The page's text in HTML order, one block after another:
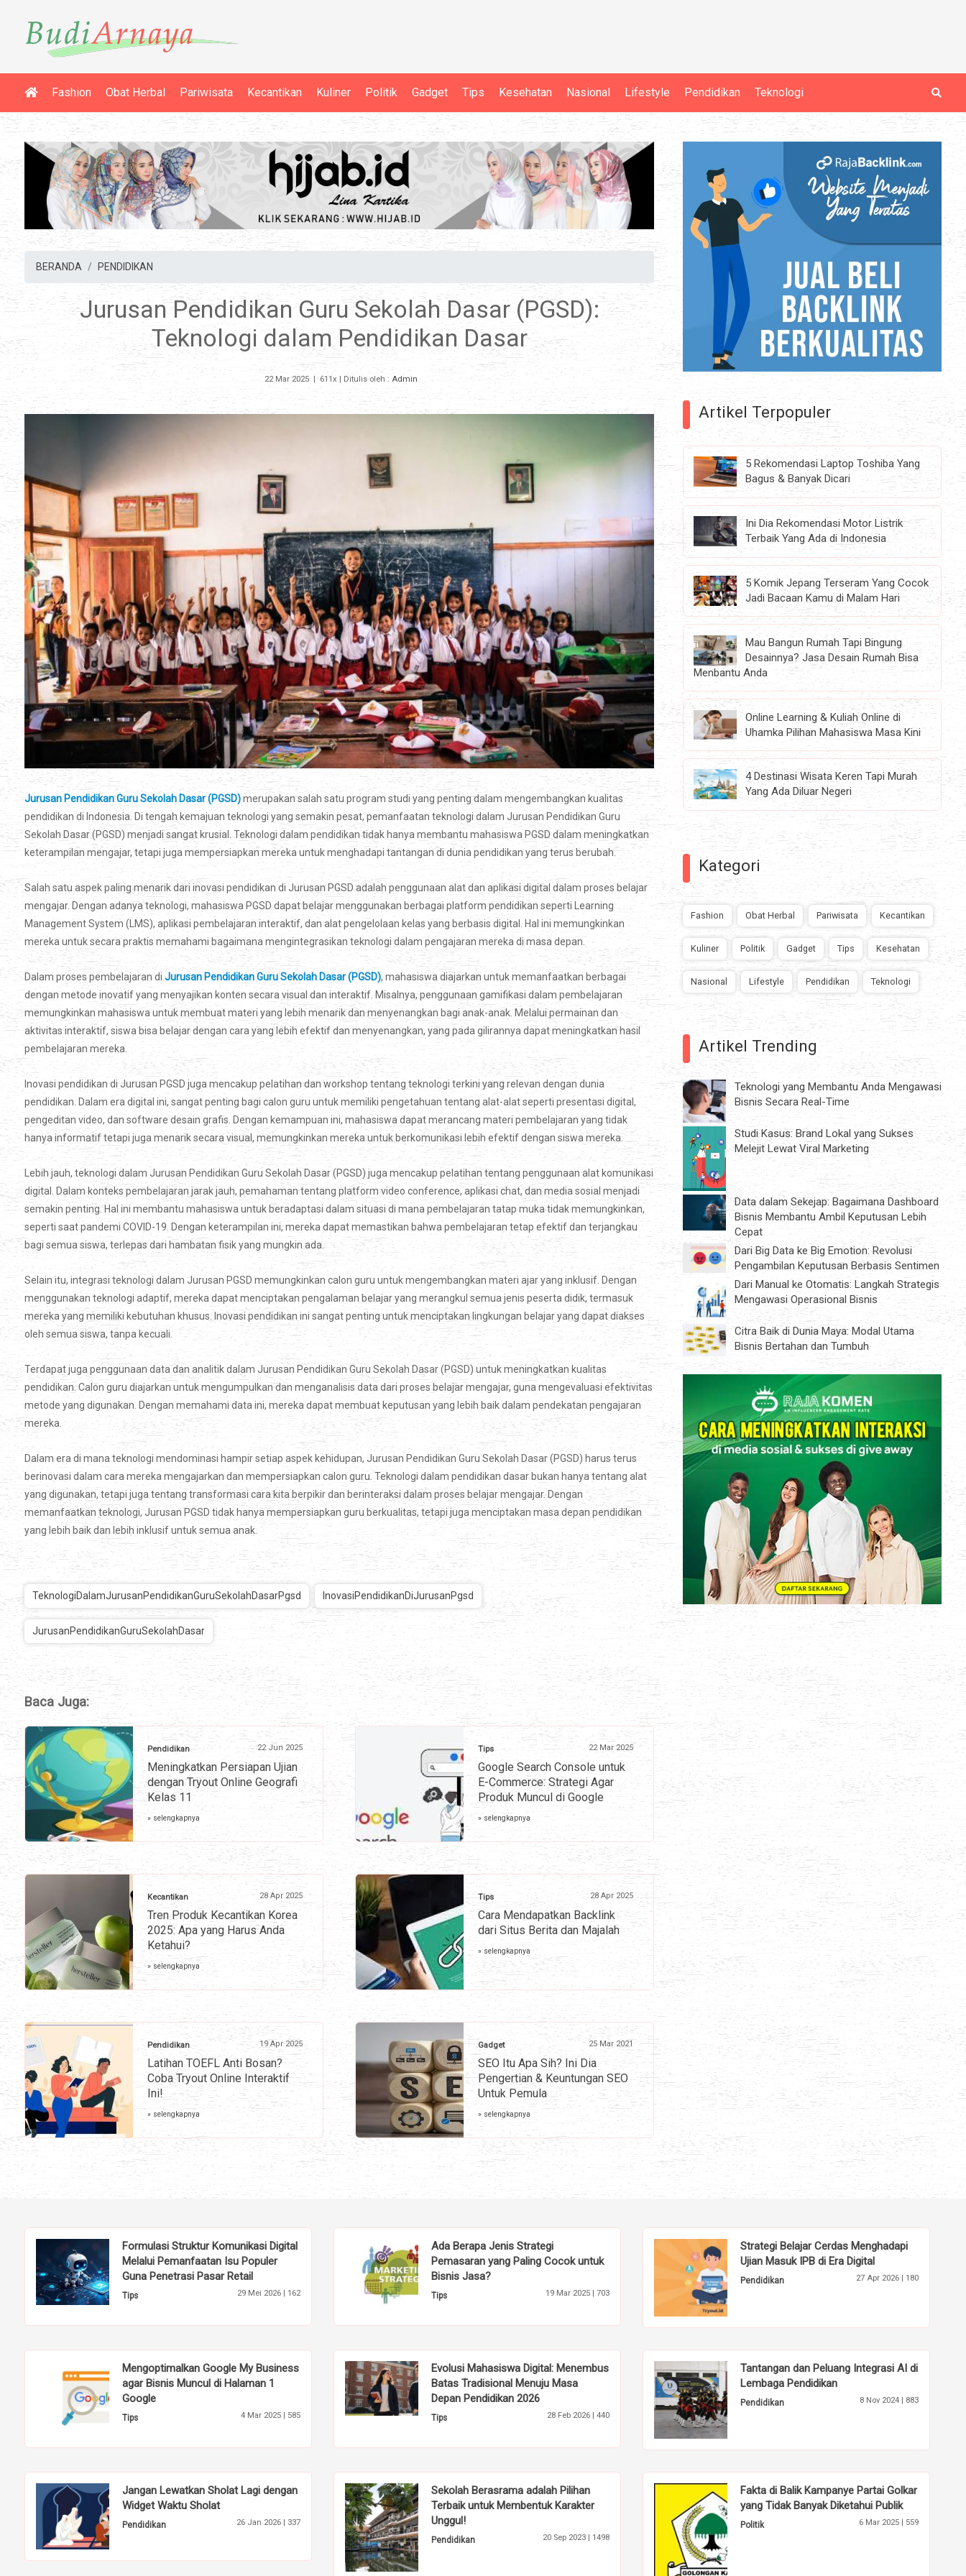
Fashion Obat Herbal Pariwisata Kecantikan Kuliner Politik Gadget Tips Kesehatan Nasional Lifestyle Pendidikan Teknologi
BERANDA PENDIDIKAN
Jurusan Pendidikan Guru Sekolah Dasar (PGSD):
Teknologi dalam Pendidikan Dasar
22 Mar 2025 | 611x | Ditulis oleh : Admin
Jurusan Pendidikan Guru Sekolah Dasar (PGSD)merupakan salah satu program studi yang penting dalam mengembangkan kualitas
pendidikan di Indonesia. Di tengah kemajuan teknologi yang semakin pesat, pemanfaatan teknologi dalam Jurusan Pendidikan Guru
Sekolah Dasar (PGSD) menjadi sangat krusial. Teknologi dalam pendidikan tidak hanya membantu mahasiswa PGSD dalam meningkatkan
keterampilan mengajar, tetapi juga mempersiapkan mereka untuk menghadapi tantangan di dunia pendidikan yang terus berubah.
Salah satu aspek paling menarik dari inovasi pendidikan di Jurusan PGSD adalah penggunaan alat dan aplikasi digital dalam proses belajar
mengajar. Dengan adanya teknologi, mahasiswa PGSD dapat belajar menggunakan berbagai platform pendidikan seperti Learning
Management System (LMS), aplikasi pembelajaran interaktif, dan alat pengelolaan kelas yang berbasis digital. Hal ini memungkinkan
mereka untuk secara praktis memahami bagaimana mengintegrasikan teknologi dalam pengajaran mereka di masa depan.
Dalam proses pembelajaran di Jurusan Pendidikan Guru Sekolah Dasar (PGSD), mahasiswa diajarkan untuk memanfaatkan berbagai
dengan metode inovatif yang menyajikan konten secara visual dan interaktif. Misalnya, penggunaan gamifikasi dalam pembelajaran
memungkinkan mahasiswa untuk membuat materi yang lebih menarik dan menyenangkan bagi anak-anak. Melalui permainan dan
aktivitas interaktif, siswa bisa belajar dengan cara yang lebih efektif dan menyenangkan, yang pada gilirannya dapat meningkatkan hasil
pembelajaran mereka.
Inovasi pendidikan di Jurusan PGSD juga mencakup pelatihan dan workshop tentang teknologi terkini yang relevan dengan dunia
pendidikan. Dalam era digital ini, sangat penting bagi calon guru untuk memiliki pengetahuan tentang alat-alat seperti presentasi digital,
pengeditan video, dan software desain grafis. Dengan kemampuan ini, mahasiswa dapat merancang materi pembelajaran yang tidak
hanya informatif tetapi juga menarik secara visual, memungkinkan mereka untuk berkomunikasi lebih efektif dengan siswa mereka.
Lebih jauh, teknologi dalam Jurusan Pendidikan Guru Sekolah Dasar (PGSD) juga mencakup pelatihan tentang penggunaan alat komunikasi
digital. Dalam konteks pembelajaran jarak jauh, pemahaman tentang platform video conference, aplikasi chat, dan media sosial menjadi
semakin penting. Hal ini membantu mahasiswa untuk beradaptasi dalam situasi di mana pembelajaran tatap muka tidak memungkinkan,
seperti saat pandemi COVID-19. Dengan keterampilan ini, mereka dapat memastikan bahwa pembelajaran tetap efektif dan terjangkau
bagi semua siswa, terlepas dari hambatan fisik yang mungkin ada.
Selain itu, integrasi teknologi dalam Jurusan PGSD memungkinkan calon guru untuk mengembangkan materi ajar yang inklusif. Dengan
menggunakan teknologi adaptif, mereka dapat menciptakan pengalaman belajar yang merangkul semua jenis peserta didik, termasuk
mereka yang memiliki kebutuhan khusus. Inovasi pendidikan ini sangat penting untuk menciptakan lingkungan belajar yang dapat diakses
oleh semua siswa, tanpa kecuali.
Terdapat juga penggunaan data dan analitik dalam Jurusan Pendidikan Guru Sekolah Dasar (PGSD) untuk meningkatkan kualitas
pendidikan. Calon guru diajarkan untuk mengumpulkan dan menganalisis data dari proses belajar mengajar, guna mengevaluasi efektivitas
metode yang digunakan. Dengan memahami data ini, mereka dapat membuat keputusan yang lebih baik dalam pendekatan pengajaran
mereka.
Dalam era di mana teknologi mendominasi hampir setiap aspek kehidupan, Jurusan Pendidikan Guru Sekolah Dasar (PGSD) harus terus
berinovasi dalam cara mereka mengajarkan dan mempersiapkan calon guru. Teknologi dalam pendidikan dasar bukan hanya tentang alat
yang digunakan, tetapi juga tentang transformasi cara kita berpikir dan berinteraksi dalam proses belajar mengajar. Dengan
memanfaatkan teknologi, Jurusan PGSD tidak hanya mempersiapkan guru berkualitas, tetapi juga menciptakan masa depan pendidikan
yang lebih baik dan lebih inklusif untuk semua anak.
TeknologiDalamJurusanPendidikanGuruSekolahDasarPgsd InovasiPendidikanDiJurusanPgsd
JurusanPendidikanGuruSekolahDasar
Baca Juga:
Pendidikan 22 Jun 2025
Meningkatkan Persiapan Ujian
dengan Tryout Online Geografi
Kelas 11
» selengkapnya
Tips 22 Mar 2025
Google Search Console untuk
E-Commerce: Strategi Agar
Produk Muncul di Google
» selengkapnya
Kecantikan 28 Apr 2025
Tren Produk Kecantikan Korea
2025: Apa yang Harus Anda
Ketahui?
» selengkapnya
Tips 28 Apr 2025
Cara Mendapatkan Backlink
dari Situs Berita dan Majalah
» selengkapnya
Pendidikan 19 Apr 2025
Latihan TOEFL Anti Bosan?
Coba Tryout Online Interaktif
Ini!
» selengkapnya
Gadget 25 Mar 2021
SEO Itu Apa Sih? Ini Dia
Pengertian & Keuntungan SEO
Untuk Pemula
» selengkapnya
Artikel Terpopuler
5 Rekomendasi Laptop Toshiba Yang
Bagus & Banyak Dicari
Ini Dia Rekomendasi Motor Listrik
Terbaik Yang Ada di Indonesia
5 Komik Jepang Terseram Yang Cocok
Jadi Bacaan Kamu di Malam Hari
Mau Bangun Rumah Tapi Bingung
Desainnya? Jasa Desain Rumah Bisa
Menbantu Anda
Online Learning & Kuliah Online di
Uhamka Pilihan Mahasiswa Masa Kini
4 Destinasi Wisata Keren Tapi Murah
Yang Ada Diluar Negeri
Kategori
Fashion Obat Herbal Pariwisata Kecantikan
Kuliner Politik Gadget Tips Kesehatan
Nasional Lifestyle Pendidikan Teknologi
Artikel Trending
Teknologi yang Membantu Anda Mengawasi
Bisnis Secara Real-Time
Studi Kasus: Brand Lokal yang Sukses
Melejit Lewat Viral Marketing
Data dalam Sekejap: Bagaimana Dashboard
Bisnis Membantu Ambil Keputusan Lebih
Cepat
Dari Big Data ke Big Emotion: Revolusi
Pengambilan Keputusan Berbasis Sentimen
Dari Manual ke Otomatis: Langkah Strategis
Mengawasi Operasional Bisnis
Citra Baik di Dunia Maya: Modal Utama
Bisnis Bertahan dan Tumbuh
Formulasi Struktur Komunikasi Digital
Melalui Pemanfaatan Isu Populer
Guna Penetrasi Pasar Retail
Tips 29 Mei 2026 | 162
Ada Berapa Jenis Strategi
Pemasaran yang Paling Cocok untuk
Bisnis Jasa?
Tips 19 Mar 2025 | 703
Strategi Belajar Cerdas Menghadapi
Ujian Masuk IPB di Era Digital
Pendidikan 27 Apr 2026 | 180
Mengoptimalkan Google My Business
agar Bisnis Muncul di Halaman 1
Google
Tips 4 Mar 2025 | 585
Evolusi Mahasiswa Digital: Menembus
Batas Tradisional Menuju Masa
Depan Pendidikan 2026
Tips 28 Feb 2026 | 440
Tantangan dan Peluang Integrasi AI di
Lembaga Pendidikan
Pendidikan 8 Nov 2024 | 883
Jangan Lewatkan Sholat Lagi dengan
Widget Waktu Sholat
Pendidikan 26 Jan 2026 | 337
Sekolah Berasrama adalah Pilihan
Terbaik untuk Membentuk Karakter
Unggul!
Pendidikan 20 Sep 2023 | 1498
Fakta di Balik Kampanye Partai Golkar
yang Tidak Banyak Diketahui Publik
Politik 6 Mar 2025 | 559